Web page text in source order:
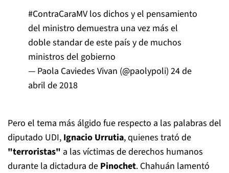
#ContraCaraMVlos dichos y el pensamiento
del ministro demuestra una vez más el
doble standar de este país y de muchos
ministros del gobierno
— Paola Caviedes Vivan (@paolypoli) 24 de
abril de 2018
Pero el tema más álgido fue respecto a las palabras del
diputado UDI, Ignacio Urrutia, quienes trató de
"terroristas" a las víctimas de derechos humanos
durante la dictadura de Pinochet. Chahuán lamentó